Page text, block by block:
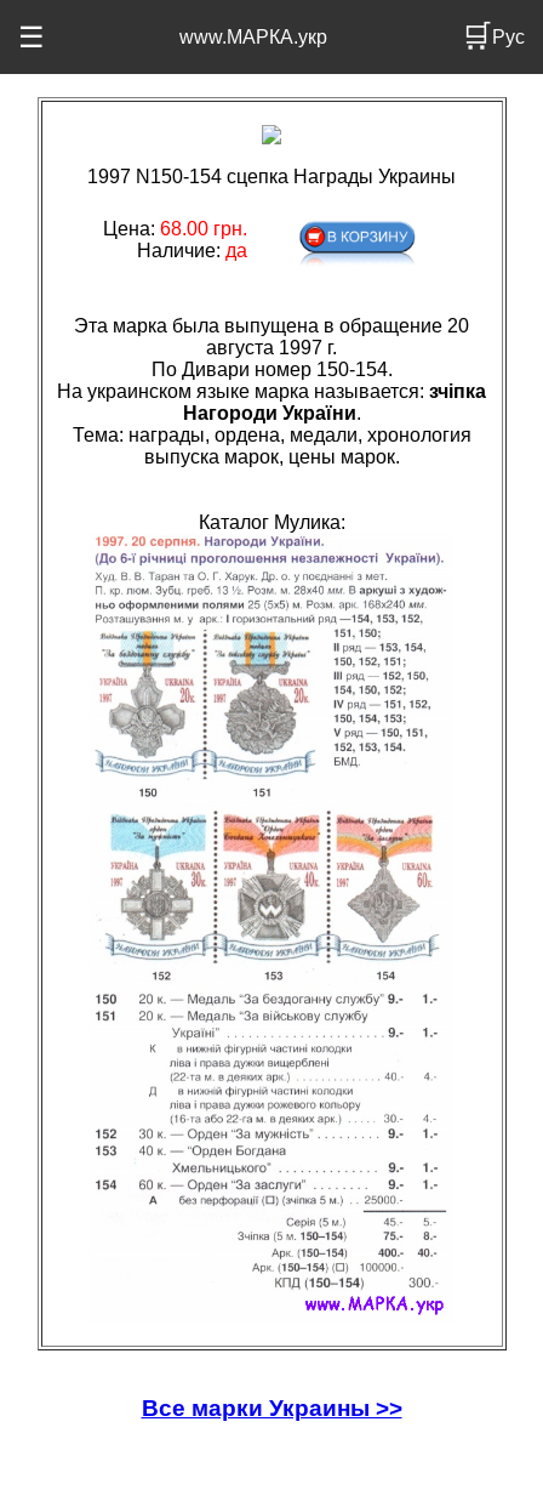
☰ www.МАРКА.укр 🛒Рус
1997 N150-154 сцепка Награды Украины
Цена: 68.00 грн.
Наличие: да
Эта марка была выпущена в обращение 20
августа 1997 г.
По Дивари номер 150-154.
На украинском языке марка называется: зчіпка
Нагороди України.
Тема: награды, ордена, медали, хронология
выпуска марок, цены марок.
Каталог Мулика:
Все марки Украины >>